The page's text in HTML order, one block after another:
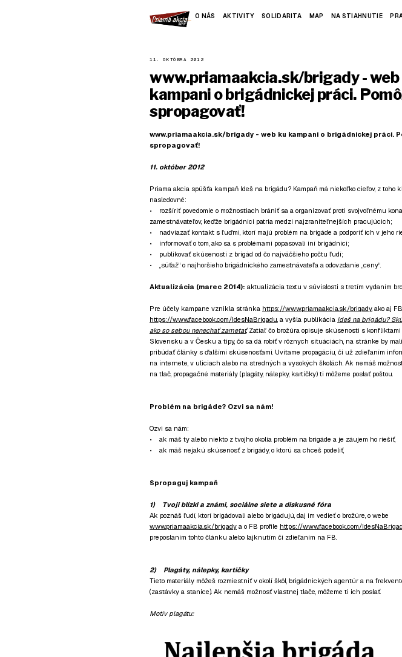
O NÁS AKTIVITY SOLIDARITA MAP NA STIAHNUTIE
11. OKTÓBRA 2012
www.priamaakcia.sk/brigady - web
kampani o brigádnickej práci.
spropagovať!
www.priamaakcia.sk/brigady - web ku kampani o brigádnickej práci.
spropagovať!
11. október 2012
Priama akcia spúšťa kampaň Ideš na brigádu? Kampaň má niekoľko cieľov, z toho
nasledovné:
• rozšíriť povedomie o možnostiach brániť sa a organizovať proti svojvoľnému
zamestnávateľov, keďže brigádnici patria medzi najzraniteľnejších pracujúcich;
• nadviazať kontakt s ľuďmi, ktorí majú problém na brigáde a podporiť ich v jeho
• informovať o tom, ako sa s problémami popasovali iní brigádnici;
• publikovať skúsenosti z brigád od čo najväčšieho počtu ľudí;
• „súťaž“ o najhoršieho brigádnického zamestnávateľa a odovzdanie „ceny“.
Aktualizácia (marec 2014): aktualizácia textu v súvislosti s tretím vydaním
Pre účely kampane vznikla stránka https://www.priamaakcia.sk/brigady, ako aj
https://www.facebook.com/IdesNaBrigadu , a vyšla publikácia Ideš na brigádu?
ako so sebou nenechať zametať. Zatiaľ čo brožúra opisuje skúsenosti s
Slovensku a v Česku a tipy, čo sa dá robiť v rôznych situáciách, na stránke by
pribúdať články s ďalšími skúsenosťami. Uvítame propagáciu, či už zdieľaním
na internete, v uliciach alebo na stredných a vysokých školách. Ak nemáš
na tlač, propagačné materiály (plagáty, nálepky, kartičky) ti môžeme poslať poštou.
Problém na brigáde? Ozvi sa nám!
Ozvi sa nám:
• ak máš ty alebo niekto z tvojho okolia problém na brigáde a je záujem ho riešiť,
• ak máš nejakú skúsenosť z brigády, o ktorú sa chceš podeliť,
Spropaguj kampaň
1) Tvoji blízki a známi, sociálne siete a diskusné fóra
Ak poznáš ľudí, ktorí brigádovali alebo brigádujú, daj im vedieť o brožúre, o webe
www.priamaakcia.sk/brigady a o FB profile https://www.facebook.com/
preposlaním tohto článku alebo lajknutím či zdieľaním na FB.
2) Plagáty, nálepky, kartičky
Tieto materiály môžeš rozmiestniť v okolí škôl, brigádnických agentúr a na
(zastávky a stanice). Ak nemáš možnosť vlastnej tlače, môžeme ti ich poslať.
Motív plagátu: